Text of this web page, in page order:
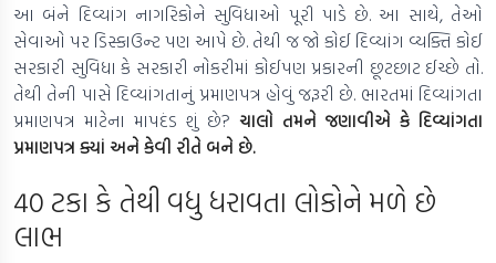
આ બંને દિવ્યાંગ નાગરિકોને સુવિધાઓ પૂરી પાડે છે. આ સાથે, તેઓ
સેવાઓ પર ડિસ્કાઉન્ટ પણ આપે છે. તેથી જ જો કોઈ દિવ્યાંગ વ્યક્તિ કોઈ
સરકારી સુવિધા કે સરકારી નોકરીમાં કોઈપણ પ્રકારની છૂટછાટ ઈચ્છે તો.
તેથી તેની પાસે દિવ્યાંગતાનું પ્રમાણપત્ર હોવું જરૂરી છે. ભારતમાં દિવ્યાંગતા
પ્રમાણપત્ર માટેના માપદંડ શું છે? ચાલો તમને જણાવીએ કે દિવ્યાંગતા
પ્રમાણપત્ર ક્યાં અને કેવી રીતે બને છે.
40 ટકા કે તેથી વધુ ધરાવતા લોકોને મળે છે
લાભ